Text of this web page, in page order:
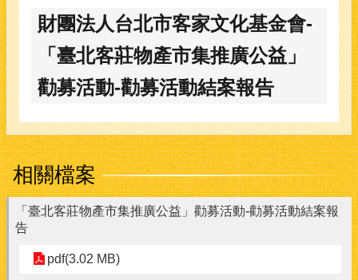
財團法人台北市客家文化基金會-
「臺北客莊物產市集推廣公益」
勸募活動-勸募活動結案報告
相關檔案
「臺北客莊物產市集推廣公益」勸募活動-勸募活動結案報
告
pdf(3.02 MB)